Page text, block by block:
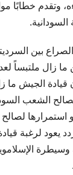
وتقدم خطابًا
بين
ما زال ملتبساً
قيادة الجيش ما
لصالح الشعب
استمرارها
يعود لرغبة
وسيطرة